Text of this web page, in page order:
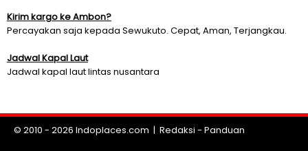
Kirim kargo ke Ambon?
Percayakan saja kepada Sewukuto. Cepat, Aman, Terjangkau.
Jadwal Kapal Laut
Jadwal kapal laut lintas nusantara
© 2010 - 2026 Indoplaces.com | Redaksi - Panduan